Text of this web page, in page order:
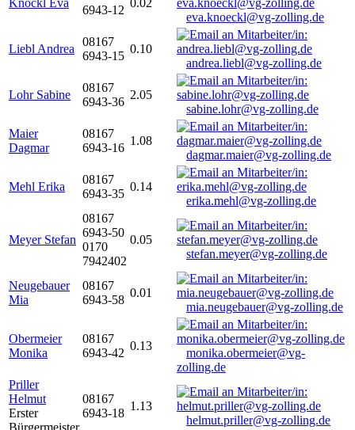
Knöckl Eva
6943-12
0.02
eva.knoeckl@vg-zolling.de
Liebl Andrea
08167
6943-15
0.10
andrea.liebl@vg-zolling.de
Lohr Sabine
08167
6943-36
2.05
sabine.lohr@vg-zolling.de
Maier
Dagmar
08167
6943-16
1.08
dagmar.maier@vg-zolling.de
Mehl Erika
08167
6943-35
0.14
erika.mehl@vg-zolling.de
Meyer Stefan
08167
6943-50
0170
7942402
0.05
stefan.meyer@vg-zolling.de
Neugebauer
Mia
08167
6943-58
0.01
mia.neugebauer@vg-zolling.de
Obermeier
Monika
08167
6943-42
0.13
monika.obermeier@vg-
zolling.de
Priller
Helmut
Erster
08167
6943-18
1.13
helmut.priller@vg-zolling.de